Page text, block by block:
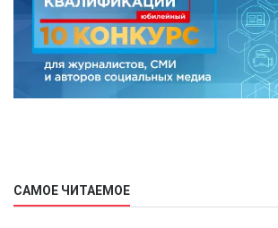
САМОЕ ЧИТАЕМОЕ